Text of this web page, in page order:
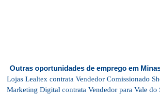
Outras oportunidades de emprego em
Lojas Lealtex contrata Vendedor Comissionado
Marketing Digital contrata Vendedor para Vale